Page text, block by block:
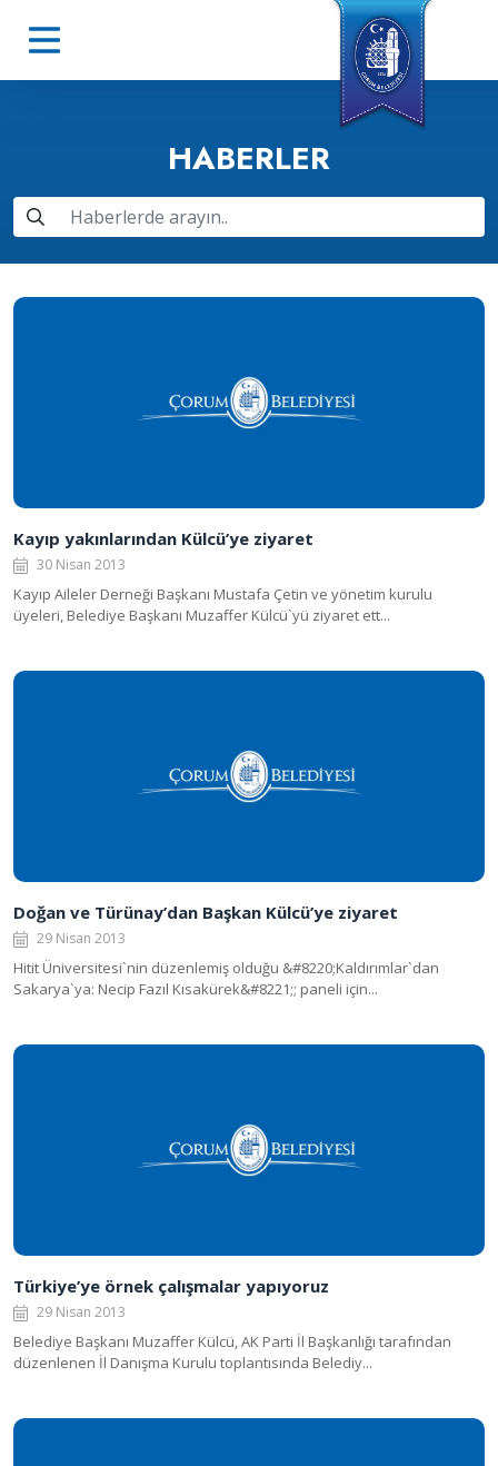
HABERLER
Kayıp yakınlarından Külcü’ye ziyaret
30 Nisan 2013
Kayıp Aileler Derneği Başkanı Mustafa Çetin ve yönetim kurulu
üyeleri, Belediye Başkanı Muzaffer Külcü`yü ziyaret ett...
Doğan ve Türünay’dan Başkan Külcü’ye ziyaret
29 Nisan 2013
Hitit Üniversitesi`nin düzenlemiş olduğu &#8220;Kaldırımlar`dan
Sakarya`ya: Necip Fazıl Kısakürek&#8221;; paneli için...
Türkiye’ye örnek çalışmalar yapıyoruz
29 Nisan 2013
Belediye Başkanı Muzaffer Külcü, AK Parti İl Başkanlığı tarafından
düzenlenen İl Danışma Kurulu toplantısında Belediy...